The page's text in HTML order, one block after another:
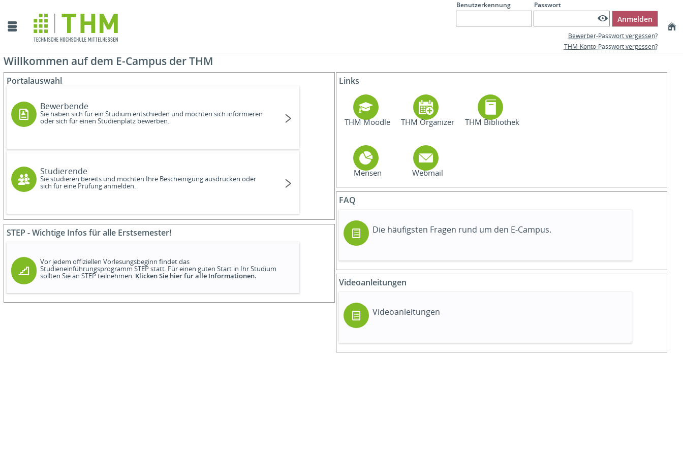
Benutzerkennung Passwort
Anmelden
Bewerber-Passwort vergessen?
THM-Konto-Passwort vergessen?
Willkommen auf dem E-Campus der THM
Portalauswahl
Bewerbende
Sie haben sich für ein Studium entschieden und möchten sich informieren
oder sich für einen Studienplatz bewerben.
Studierende
Sie studieren bereits und möchten Ihre Bescheinigung ausdrucken oder
sich für eine Prüfung anmelden.
STEP - Wichtige Infos für alle Erstsemester!
Vor jedem offiziellen Vorlesungsbeginn findet das
Studieneinführungsprogramm STEP statt. Für einen guten Start in Ihr Studium
sollten Sie an STEP teilnehmen. Klicken Sie hier für alle Informationen.
Links
THM Moodle THM Organizer THM Bibliothek
Mensen Webmail
FAQ
Die häufigsten Fragen rund um den E-Campus.
Videoanleitungen
Videoanleitungen